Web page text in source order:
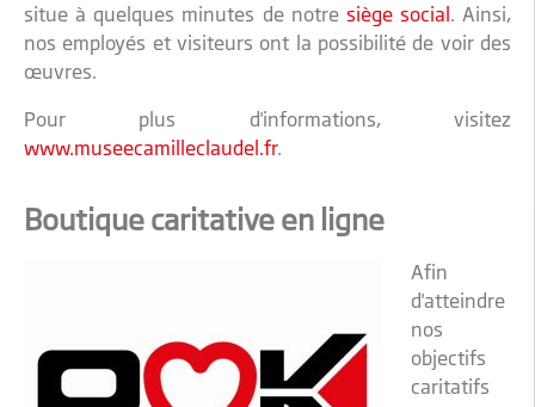
situe à quelques minutes de notre siège social . Ainsi,
nos employés et visiteurs ont la possibilité de voir des
œuvres.
Pour plus d'informations, visitez
www.museecamilleclaudel.fr.
Boutique caritative en ligne
Afin
d'atteindre
nos
objectifs
caritatifs